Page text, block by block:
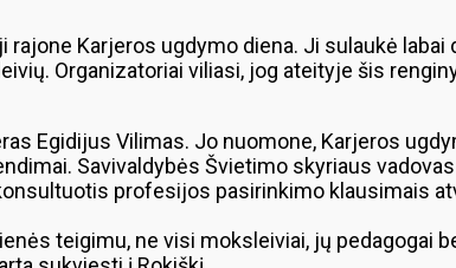
Karjeros ugdymo diena. Ji sulaukė
Organizatoriai viliasi, jog ateityje šis
Egidijus Vilimas. Jo nuomone, Karjeros
Savivaldybės Švietimo skyriaus
profesijos pasirinkimo klausimais
teigimu, ne visi moksleiviai, jų pedagogai